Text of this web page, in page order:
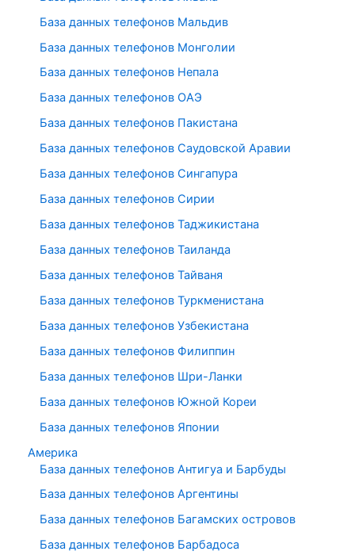
База данных телефонов Мальдив
База данных телефонов Монголии
База данных телефонов Непала
База данных телефонов ОАЭ
База данных телефонов Пакистана
База данных телефонов Саудовской Аравии
База данных телефонов Сингапура
База данных телефонов Сирии
База данных телефонов Таджикистана
База данных телефонов Таиланда
База данных телефонов Тайваня
База данных телефонов Туркменистана
База данных телефонов Узбекистана
База данных телефонов Филиппин
База данных телефонов Шри-Ланки
База данных телефонов Южной Кореи
База данных телефонов Японии
Америка
База данных телефонов Антигуа и Барбуды
База данных телефонов Аргентины
База данных телефонов Багамских островов
База данных телефонов Барбадоса